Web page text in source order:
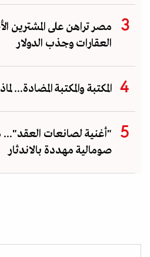
مصر تراهن على المشترين
العقارات وجذب الدولار
المكتبة والمكتبة المضادة...
"أغنية لصانعات
صومالية مهددة بالاندثار